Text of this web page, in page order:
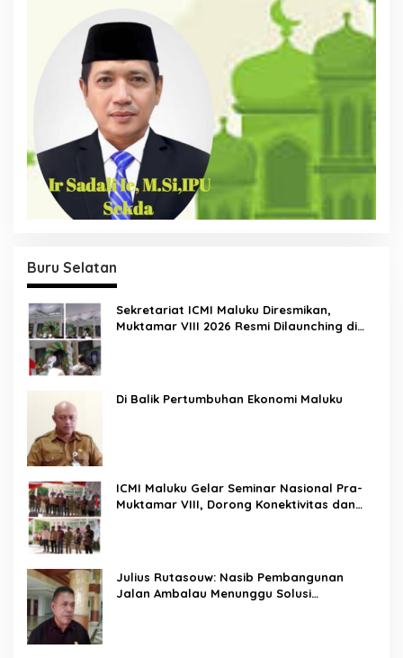
Buru Selatan
Sekretariat ICMI Maluku Diresmikan,
Muktamar VIII 2026 Resmi Dilaunching di
Di Balik Pertumbuhan Ekonomi Maluku
ICMI Maluku Gelar Seminar Nasional Pra-
Muktamar VIII, Dorong Konektivitas dan
Julius Rutasouw: Nasib Pembangunan
Jalan Ambalau Menunggu Solusi